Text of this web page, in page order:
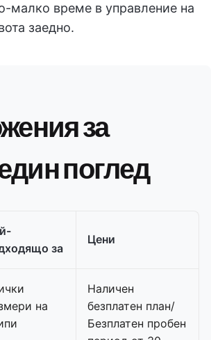
малко време в управление на
заедно.
за
поглед
за
Цени
на
Наличен
безплатен план/
Безплатен пробен